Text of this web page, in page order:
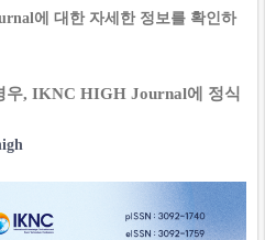
에 대한 자세한 정보를 확인하
우, IKNC HIGH Journal에 정식